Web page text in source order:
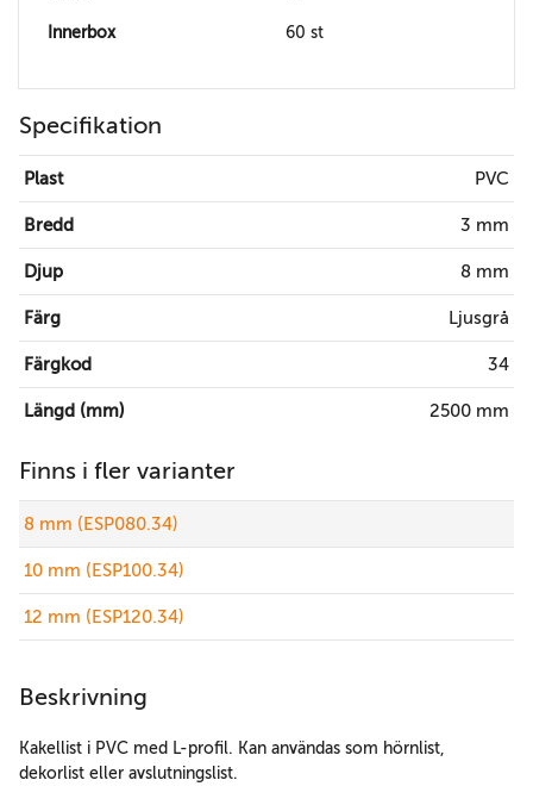
Innerbox 60 st
Specifikation
Plast PVC
Bredd 3 mm
Djup 8 mm
Färg Ljusgrå
Färgkod 34
Längd (mm) 2500 mm
Finns i fler varianter
8 mm (ESP080.34)
10 mm (ESP100.34)
12 mm (ESP120.34)
Beskrivning
Kakellist i PVC med L-profil. Kan användas som hörnlist,
dekorlist eller avslutningslist.